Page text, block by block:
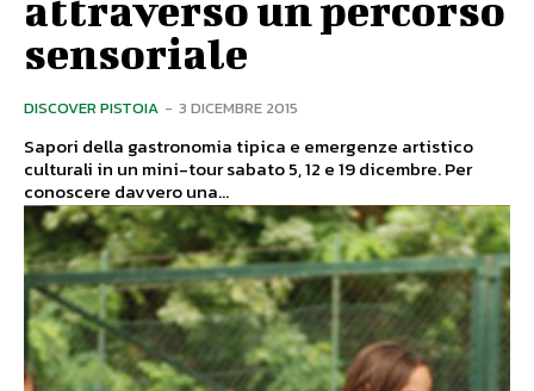
sensoriale
DISCOVER PISTOIA - 3 DICEMBRE 2015
Sapori della gastronomia tipica e emergenze artistico
culturali in un mini-tour sabato 5, 12 e 19 dicembre. Per
conoscere davvero una...